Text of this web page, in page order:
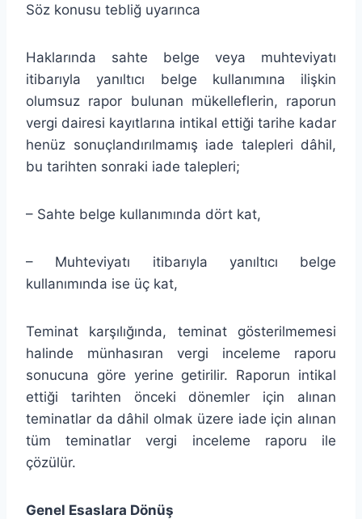
Söz konusu tebliğ uyarınca
Haklarında sahte belge veya muhteviyatı
itibarıyla yanıltıcı belge kullanımına ilişkin
olumsuz rapor bulunan mükelleflerin, raporun
vergi dairesi kayıtlarına intikal ettiği tarihe kadar
henüz sonuçlandırılmamış iade talepleri dâhil,
bu tarihten sonraki iade talepleri;
– Sahte belge kullanımında dört kat,
– Muhteviyatı itibarıyla yanıltıcı belge
kullanımında ise üç kat,
Teminat karşılığında, teminat gösterilmemesi
halinde münhasıran vergi inceleme raporu
sonucuna göre yerine getirilir. Raporun intikal
ettiği tarihten önceki dönemler için alınan
teminatlar da dâhil olmak üzere iade için alınan
tüm teminatlar vergi inceleme raporu ile
çözülür.
Genel Esaslara Dönüş